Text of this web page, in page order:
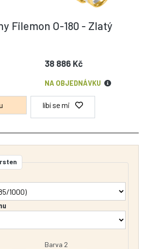
Filemon O-180 - Zlatý
38 886 Kč
NA OBJEDNÁVKU
líbí se mi
Barva 2